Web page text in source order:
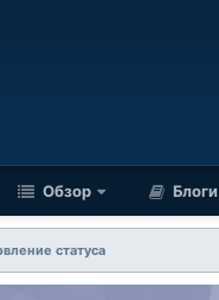
Обзор Блоги
статуса